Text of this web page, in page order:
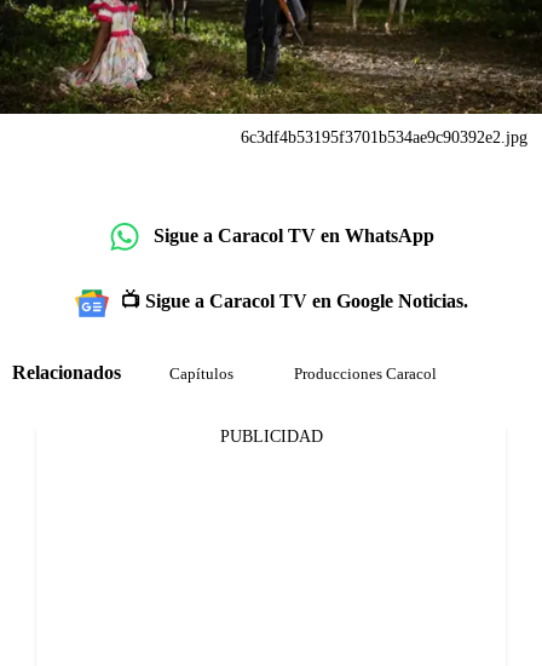
6c3df4b53195f3701b534ae9c90392e2.jpg
Sigue a Caracol TV en WhatsApp
📺 Sigue a Caracol TV en Google Noticias.
Relacionados Capítulos Producciones Caracol
PUBLICIDAD